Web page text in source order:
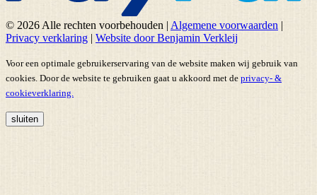
© 2026 Alle rechten voorbehouden | Algemene voorwaarden |
Privacy verklaring | Website door Benjamin Verkleij
Voor een optimale gebruikerservaring van de website maken wij gebruik van
cookies. Door de website te gebruiken gaat u akkoord met de privacy- &
cookieverklaring.
sluiten